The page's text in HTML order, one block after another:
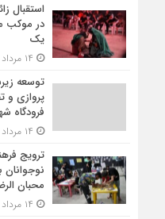
استقبال
در موکب
یک
توسعه
پروازی و
فرودگاه
ترویج
محبان